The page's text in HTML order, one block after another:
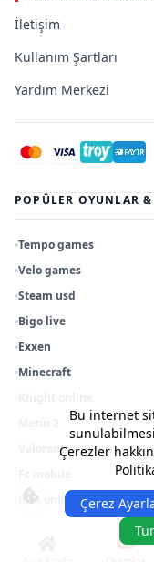
İletişim
Kullanım Şartları
Yardım Merkezi
POPÜLER OYUNLAR
Tempo games
Velo games
Steam usd
Bigo live
Exxen
Minecraft
Valorant
Rise online
Bu internet
Çerezler
Çerez